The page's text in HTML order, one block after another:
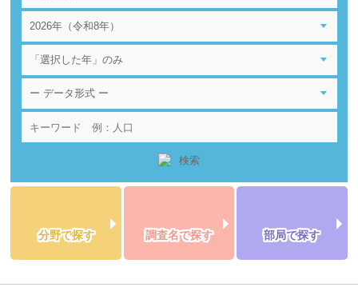
分野で探す 調査名で探す 部局で探す